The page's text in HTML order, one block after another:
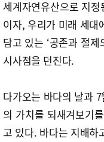
세계자연유산으로 지
이자, 우리가 미래 세대
담고 있는 ‘공존과 절
시사점을 던진다.
다가오는 바다의 날과
의 가치를 되새겨보기
고 있다. 바다는 지배하